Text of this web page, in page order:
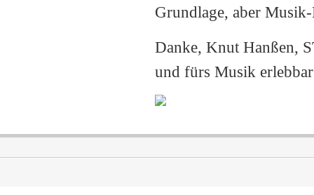
Grundlage, aber
Danke, Knut Hanßen,
und fürs Musik